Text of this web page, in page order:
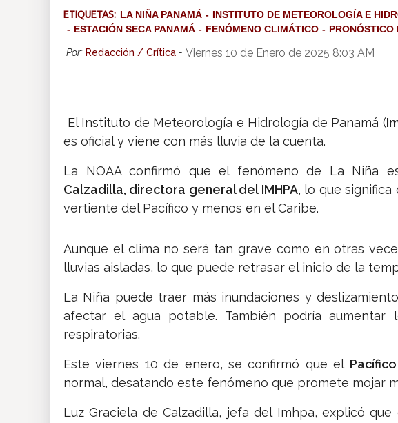
ETIQUETAS: LA NIÑA PANAMÁ
INSTITUTO DE METEOROLOGÍA E
ESTACIÓN SECA PANAMÁ
FENÓMENO CLIMÁTICO
Por: Redacción / Crítica - Viernes 10 de Enero de 2025 8:03 AM
El Instituto de Meteorología e Hidrología de Panamá (
es oficial y viene con más lluvia de la cuenta.
La NOAA confirmó que el fenómeno de La Niña
Calzadilla, directora general del IMHPA, lo que significa
vertiente del Pacífico y menos en el Caribe.
Aunque el clima no será tan grave como en otras
lluvias aisladas, lo que puede retrasar el inicio de la
La Niña puede traer más inundaciones y
afectar el agua potable. También podría aumentar
respiratorias.
Este viernes 10 de enero, se confirmó que el
normal, desatando este fenómeno que promete mojar
Luz Graciela de Calzadilla, jefa del Imhpa, explicó